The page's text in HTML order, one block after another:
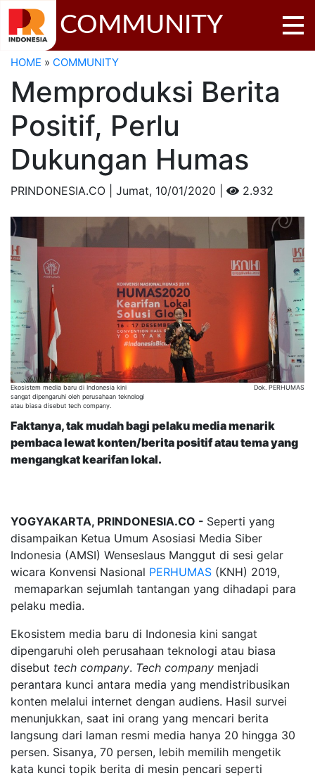
COMMUNITY
HOME » COMMUNITY
Memproduksi Berita
Positif, Perlu
Dukungan Humas
PRINDONESIA.CO | Jumat, 10/01/2020 | 2.932
Ekosistem media baru di Indonesia kini
sangat dipengaruhi oleh perusahaan teknologi
atau biasa disebut tech company.
Dok. PERHUMAS
Faktanya, tak mudah bagi pelaku media menarik
pembaca lewat konten/berita positif atau tema yang
mengangkat kearifan lokal.
YOGYAKARTA, PRINDONESIA.CO - Seperti yang
disampaikan Ketua Umum Asosiasi Media Siber
Indonesia (AMSI) Wenseslaus Manggut di sesi gelar
wicara Konvensi Nasional PERHUMAS (KNH) 2019,
memaparkan sejumlah tantangan yang dihadapi para
pelaku media.
Ekosistem media baru di Indonesia kini sangat
dipengaruhi oleh perusahaan teknologi atau biasa
disebut tech company. Tech company menjadi
perantara kunci antara media yang mendistribusikan
konten melalui internet dengan audiens. Hasil survei
menunjukkan, saat ini orang yang mencari berita
langsung dari laman resmi media hanya 20 hingga 30
persen. Sisanya, 70 persen, lebih memilih mengetik
kata kunci topik berita di mesin pencari seperti